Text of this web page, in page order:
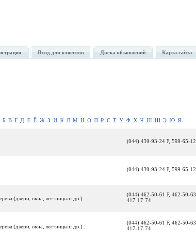
Вход для клиентов Доска объявлений Карта сайта
Б В Г Д Е Ё Ж З И К Л М Н О П Р С Т У Ф Х Ч Ш Щ Э Ю Я
(044) 430-93-24 F, 599-65-12
(044) 430-93-24 F, 599-65-12
(двери, окна, лестницы и др.)...
(044) 462-50-61 F, 462-50-63,
417-17-74
(двери, окна, лестницы и др.)...
(044) 462-50-61 F, 462-50-63,
417-17-74